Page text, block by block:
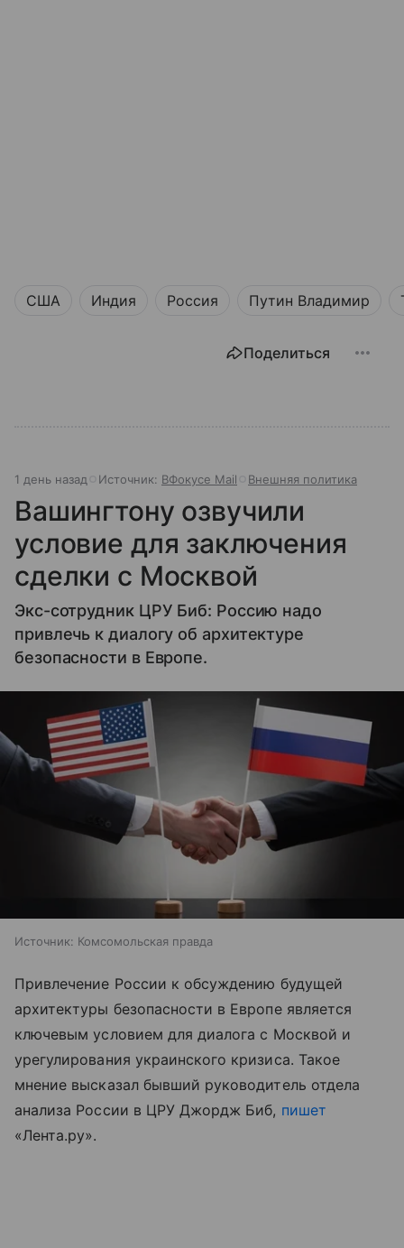
США Индия Россия Путин Владимир
Поделиться
1 день назад Источник: ВФокусе Mail Внешняя политика
Вашингтону озвучили
условие для заключения
сделки с Москвой
Экс-сотрудник ЦРУ Биб: Россию надо
привлечь к диалогу об архитектуре
безопасности в Европе.
Источник: Комсомольская правда
Привлечение России к обсуждению будущей
архитектуры безопасности в Европе является
ключевым условием для диалога с Москвой и
урегулирования украинского кризиса. Такое
мнение высказал бывший руководитель отдела
анализа России в ЦРУ Джордж Биб, пишет
«Лента.ру».